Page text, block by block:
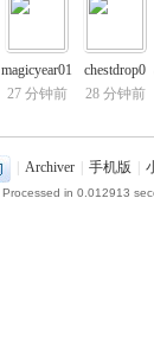
magicyear01
27 分钟前
chestdrop0
28 分钟前
Archiver 手机版
Processed in 0.012913